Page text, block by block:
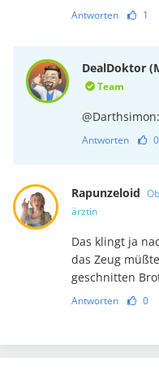
Antworten 1
DealDoktor
Team
Antworten 0
Rapunzeloid
ärztin
Das klingt ja
das Zeug
geschnitten
Antworten 0